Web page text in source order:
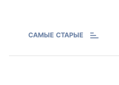
САМЫЕ СТАРЫЕ